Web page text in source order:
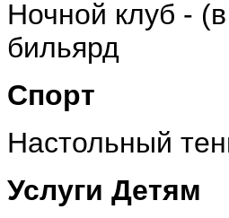
Ночной клуб -
бильярд
Спорт
Настольный
Услуги Детям